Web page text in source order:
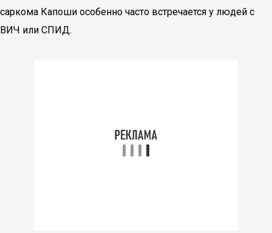
саркома Капоши особенно часто встречается у людей с
ВИЧ или СПИД.